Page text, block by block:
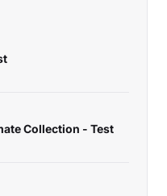
Collection - Test